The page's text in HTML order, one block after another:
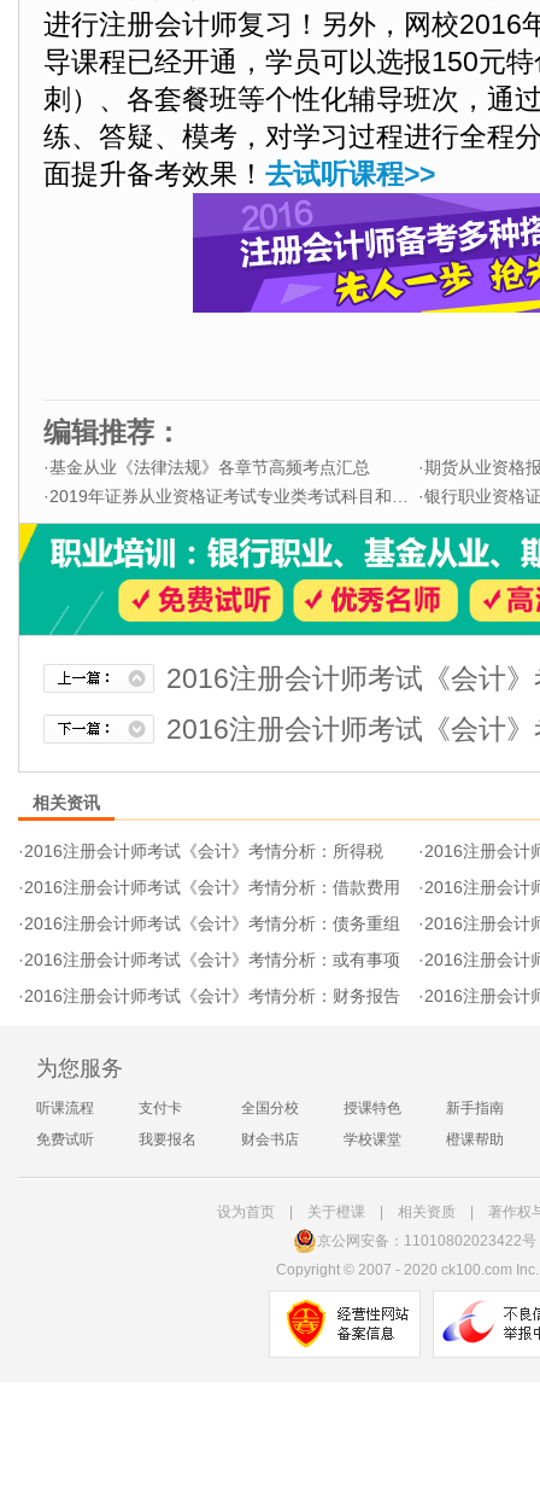
进行注册会计师复习！另外，网校2016
导课程已经开通，学员可以选报150元
刺）、各套餐班等个性化辅导班次，通
练、答疑、模考，对学习过程进行全程
面提升备考效果！ 去试听课程>>
编辑推荐：
·基金从业《法律法规》各章节高频考点汇总 ·期货从业资格
·2019年证券从业资格证考试专业类考试科目和题型 ·银行职业资格证
2016注册会计师考试《会计
2016注册会计师考试《会计
相关资讯
·2016注册会计师考试《会计》考情分析：所得税 ·2016注册会计
·2016注册会计师考试《会计》考情分析：借款费用 ·2016注册会计
·2016注册会计师考试《会计》考情分析：债务重组 ·2016注册会计师
·2016注册会计师考试《会计》考情分析：或有事项 ·2016注册会计
·2016注册会计师考试《会计》考情分析：财务报告 ·2016注册会计师
为您服务
听课流程 支付卡 全国分校 授课特色
新手指南
免费试听
我要报名 财会书店 学校课堂 橙课帮助
设为首页| 关于橙课| 相关资质
著作权
京公网安备：11010802023422号
Copyright ©2007 - 2020 ck100.com